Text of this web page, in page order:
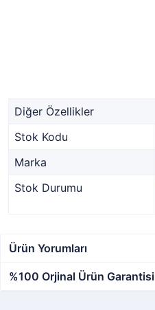
Diğer Özellikler
Stok Kodu
Marka
Stok Durumu
Ürün Yorumları
%100 Orjinal Ürün Garantisi